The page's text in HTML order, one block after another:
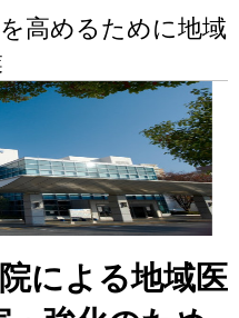
高めるために地域
による地域医